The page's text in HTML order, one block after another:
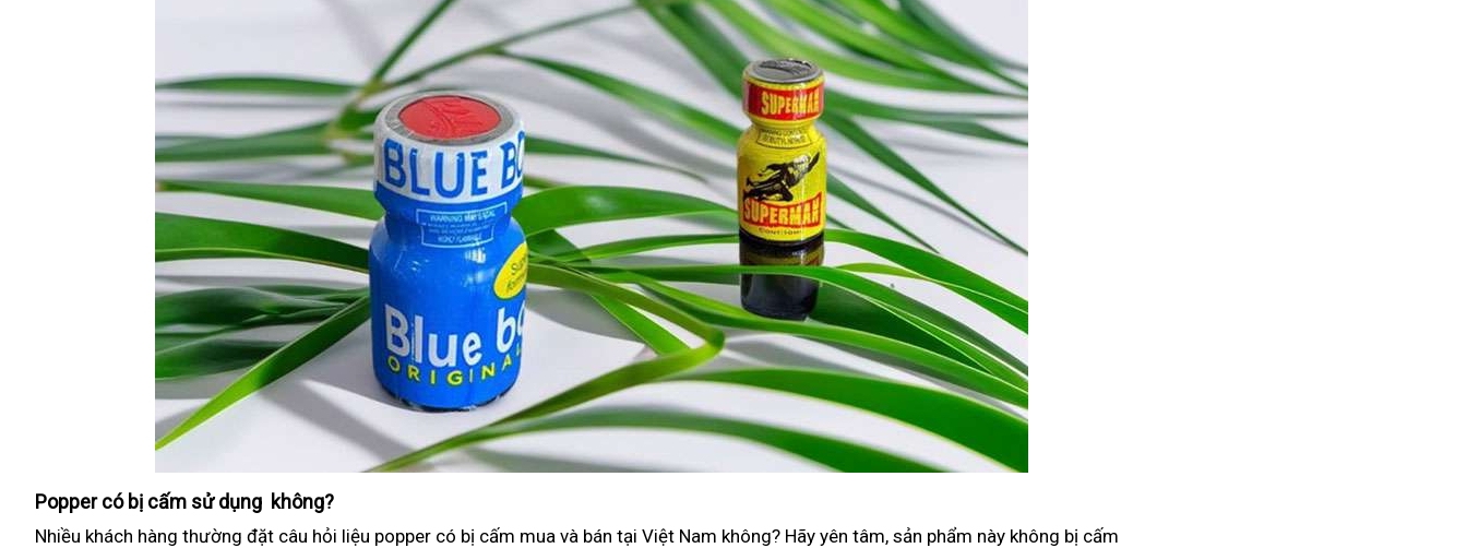
Popper có bị cấm sử dụng không?
Nhiều khách hàng thường đặt câu hỏi liệu popper có bị cấm mua và bán tại Việt Nam không? Hãy yên tâm, sản phẩm này không bị cấm